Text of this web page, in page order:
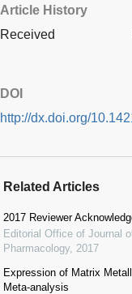
Article History
Received
DOI
http://dx.doi.org/
Related Articles
2017 Reviewer
Editorial Office of Journal
Pharmacology, 2017
Expression of Matrix
Meta-analysis